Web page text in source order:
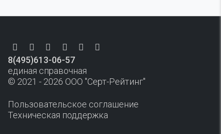
8(495)613-06-57
единая справочная
© 2021 - 2026 ООО "Серт-Рейтинг"
Пользовательское соглашение
Техническая поддержка